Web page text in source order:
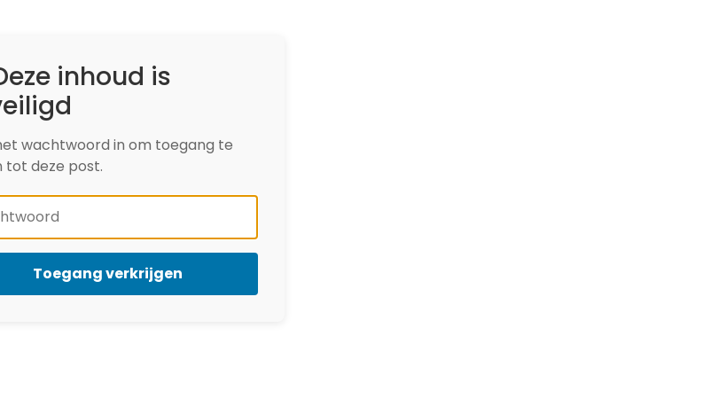
inhoud is
wachtwoord in om toegang te
tot deze post.
Toegang verkrijgen